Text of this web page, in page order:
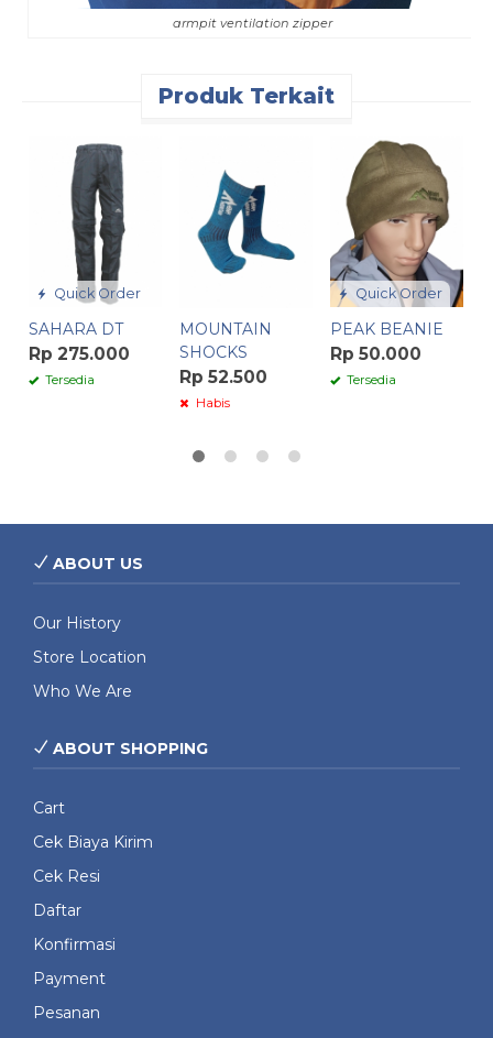
armpit ventilation zipper
Produk Terkait
Quick Order
SAHARA DT
Rp 275.000
Tersedia
MOUNTAIN
SHOCKS
Rp 52.500
Habis
Quick Order
PEAK BEANIE
Rp 50.000
Tersedia
ABOUT US
Our History
Store Location
Who We Are
ABOUT SHOPPING
Cart
Cek Biaya Kirim
Cek Resi
Daftar
Konfirmasi
Payment
Pesanan